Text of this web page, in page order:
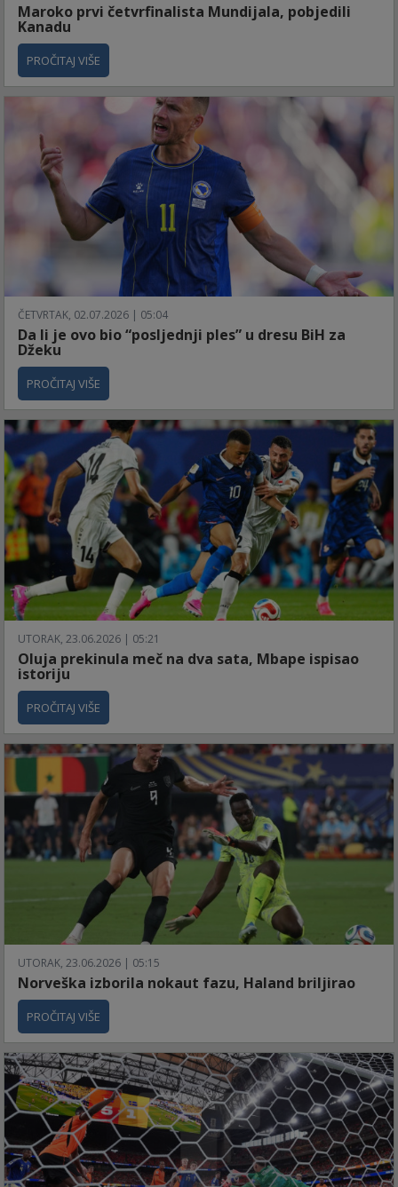
Maroko prvi četvrfinalista Mundijala, pobjedili
Kanadu
PROČITAJ VIŠE
ČETVRTAK, 02.07.2026 | 05:04
Da li je ovo bio “posljednji ples” u dresu BiH za
Džeku
PROČITAJ VIŠE
UTORAK, 23.06.2026 | 05:21
Oluja prekinula meč na dva sata, Mbape ispisao
istoriju
PROČITAJ VIŠE
UTORAK, 23.06.2026 | 05:15
Norveška izborila nokaut fazu, Haland briljirao
PROČITAJ VIŠE